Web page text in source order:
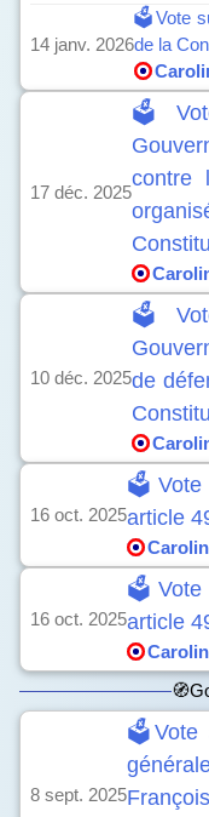
14 janv. 2026
🗳️Vote
de la
17 déc. 2025
contre
10 déc. 2025de
16 oct. 2025
🗳️Vote
article
16 oct. 2025
🗳️Vote
article
8 sept. 2025
🗳️Vote